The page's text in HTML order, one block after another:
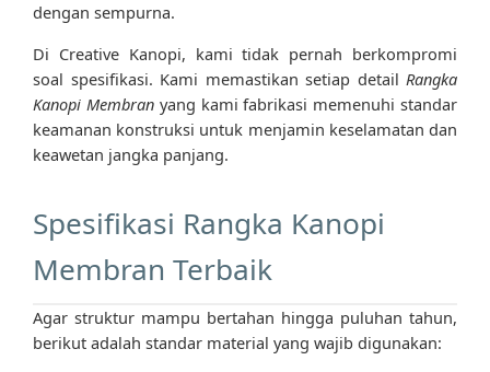
dengan sempurna.
Di Creative Kanopi, kami tidak pernah berkompromi
soal spesifikasi. Kami memastikan setiap detail Rangka
Kanopi Membranyang kami fabrikasi memenuhi standar
keamanan konstruksi untuk menjamin keselamatan dan
keawetan jangka panjang.
Spesifikasi Rangka Kanopi
Membran Terbaik
Agar struktur mampu bertahan hingga puluhan tahun,
berikut adalah standar material yang wajib digunakan: